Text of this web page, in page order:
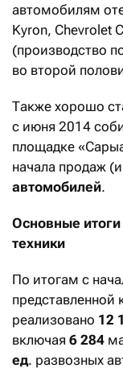
автомобилям
Kyron, Chevrolet
(производство
во второй
Также хорошо
с июня 2014
площадке
начала продаж
автомобилей.
Основные
техники
По итогам с
реализовано 12
включая 6 284
ед. развозных